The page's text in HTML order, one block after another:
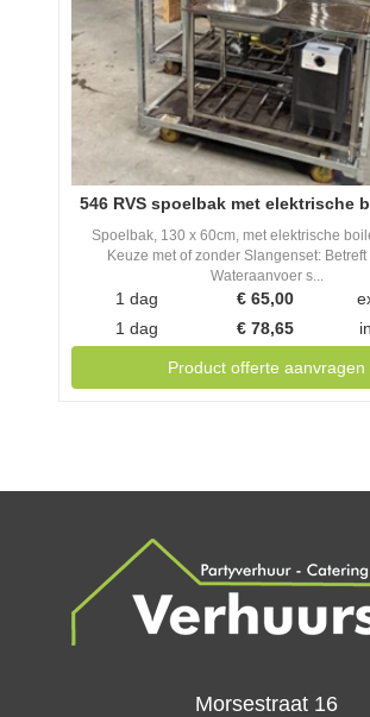
546 RVS spoelbak met elektrische
Spoelbak, 130 x 60cm, met elektrische
Keuze met of zonder Slangenset: Betreft
Wateraanvoer s...
1 dag € 65,00
1 dag
€ 78,65
Product offerte aanvragen
Morsestraat 16